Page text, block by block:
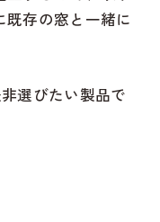
存の窓と一緒に
選びたい製品で